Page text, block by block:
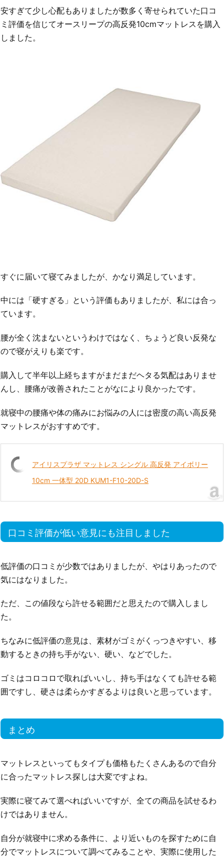
安すぎて少し心配もありましたが数多く寄せられていた口コ
ミ評価を信じてオースリープの高反発10cmマットレスを購入
しました。
すぐに届いて寝てみましたが、かなり満足しています。
中には「硬すぎる」という評価もありましたが、私には合っ
ています。
腰が全く沈まないというわけではなく、ちょうど良い反発な
ので寝がえりも楽です。
購入して半年以上経ちますがまだまだヘタる気配はありませ
んし、腰痛が改善されたことがなにより良かったです。
就寝中の腰痛や体の痛みにお悩みの人には密度の高い高反発
マットレスがおすすめです。
アイリスプラザ マットレス シングル 高反発 アイボリー
10cm 一体型 20D KUM1-F10-20D-S
口コミ評価が低い意見にも注目しました
低評価の口コミが少数ではありましたが、やはりあったので
気にはなりました。
ただ、この値段なら許せる範囲だと思えたので購入しまし
た。
ちなみに低評価の意見は、素材がゴミがくっつきやすい、移
動するときの持ち手がない、硬い、などでした。
ゴミはコロコロで取ればいいし、持ち手はなくても許せる範
囲ですし、硬さは柔らかすぎるよりは良いと思っています。
まとめ
マットレスといってもタイプも価格もたくさんあるので自分
に合ったマットレス探しは大変ですよね。
実際に寝てみて選べればいいですが、全ての商品を試せるわ
けではありません。
自分が就寝中に求める条件に、より近いものを探すために自
分でマットレスについて調べてみることや、実際に使用した